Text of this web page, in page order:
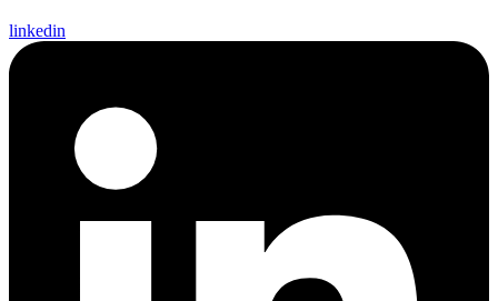
linkedin